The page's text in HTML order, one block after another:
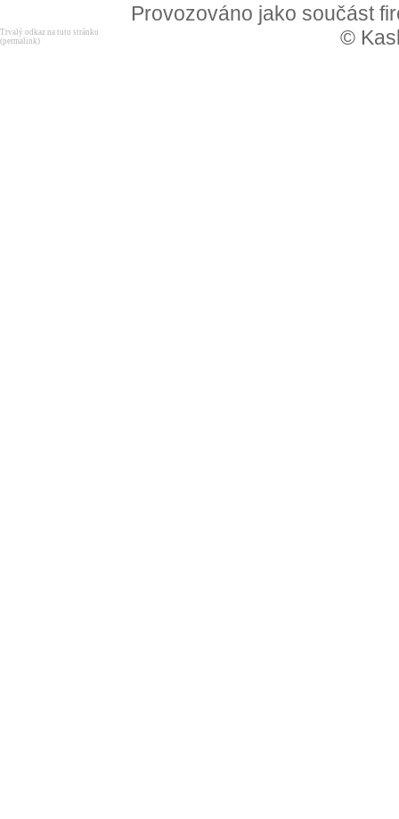
Provozováno jako součást
©
Trvalý odkaz na tuto stránku
(permalink)